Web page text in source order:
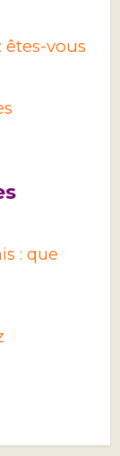
vous
: que